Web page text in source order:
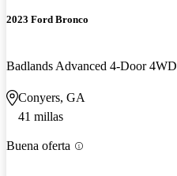
2023 Ford Bronco
Badlands Advanced 4-Door 4WD
Conyers, GA
41 millas
Buena oferta